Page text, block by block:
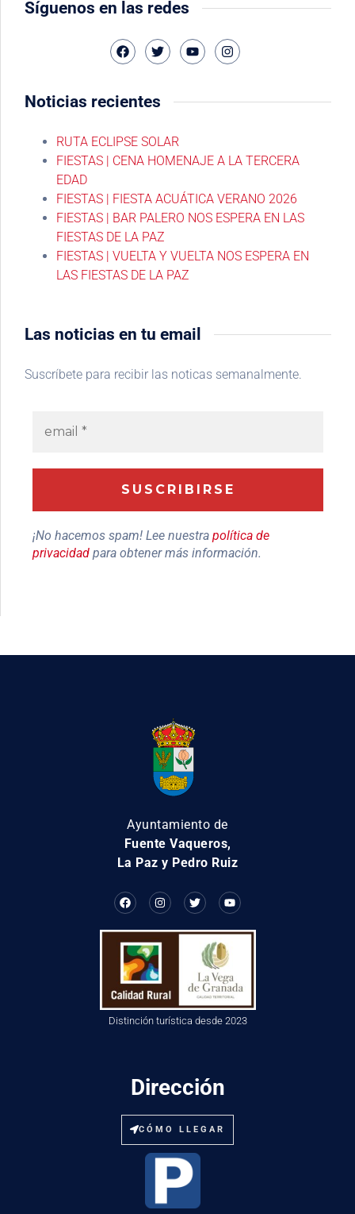
Síguenos en las redes
Noticias recientes
RUTA ECLIPSE SOLAR
FIESTAS | CENA HOMENAJE A LA TERCERA
EDAD
FIESTAS | FIESTA ACUÁTICA VERANO 2026
FIESTAS | BAR PALERO NOS ESPERA EN LAS
FIESTAS DE LA PAZ
FIESTAS | VUELTA Y VUELTA NOS ESPERA EN
LAS FIESTAS DE LA PAZ
Las noticias en tu email
Suscríbete para recibir las noticas semanalmente.
¡No hacemos spam! Lee nuestra política de
privacidad para obtener más información.
Ayuntamiento de
Fuente Vaqueros,
La Paz y Pedro Ruiz
Distinción turística desde 2023
Dirección
CÓMO LLEGAR